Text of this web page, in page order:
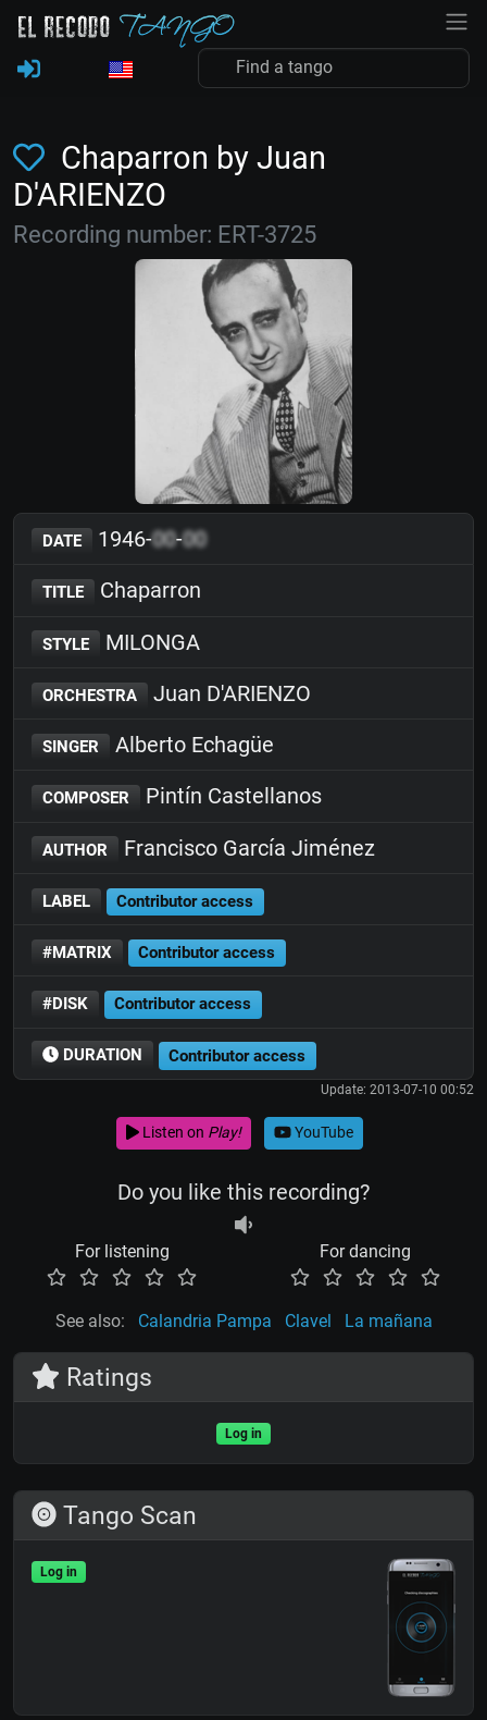
Chaparron by Juan
D'ARIENZO
Recording number: ERT-3725
DATE 1946-00-00
TITLE Chaparron
STYLE MILONGA
ORCHESTRA Juan D'ARIENZO
SINGER Alberto Echagüe
COMPOSER Pintín Castellanos
AUTHOR Francisco García Jiménez
LABEL Contributor access
#MATRIX Contributor access
#DISK Contributor access
DURATION Contributor access
Update: 2013-07-10 00:52
Listen on Play! YouTube
Do you like this recording?
For listening For dancing
See also: Calandria Pampa Clavel La mañana
Ratings
Log in
Tango Scan
Log in